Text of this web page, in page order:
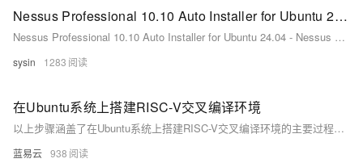
Nessus Professional 10.10 Auto Installer for Ubuntu 24.04 - Nessus 自动化安装程序
Nessus Professional 10.10 Auto Installer for Ubuntu 24.04 - Nessus 自动化安装程序
sysin 1283
在Ubuntu系统上搭建RISC-V交叉编译环境
以上步骤涵盖了在Ubuntu系统上搭建RISC-V交叉编译环境的主要过程。这一过程涉及了安装依赖、克隆源码、编译安装工具链以及设置环境变量等关键步骤。遵循这些步骤，可以在Ubuntu系统上搭建一个用于RISC-V开发的强大工具集。
蓝易云 938